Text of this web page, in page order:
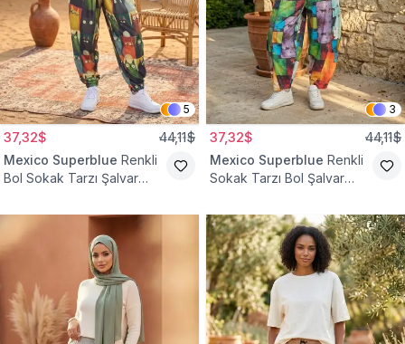
5
37,32$ 44,11$
Mexico Superblue Renkli
Bol Sokak Tarzı Şalvar
3
37,32$ 44,11$
Mexico Superblue Renkli
Sokak Tarzı Bol Şalvar